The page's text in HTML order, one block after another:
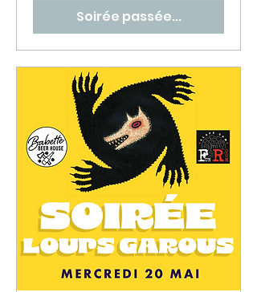
Soirée passée...